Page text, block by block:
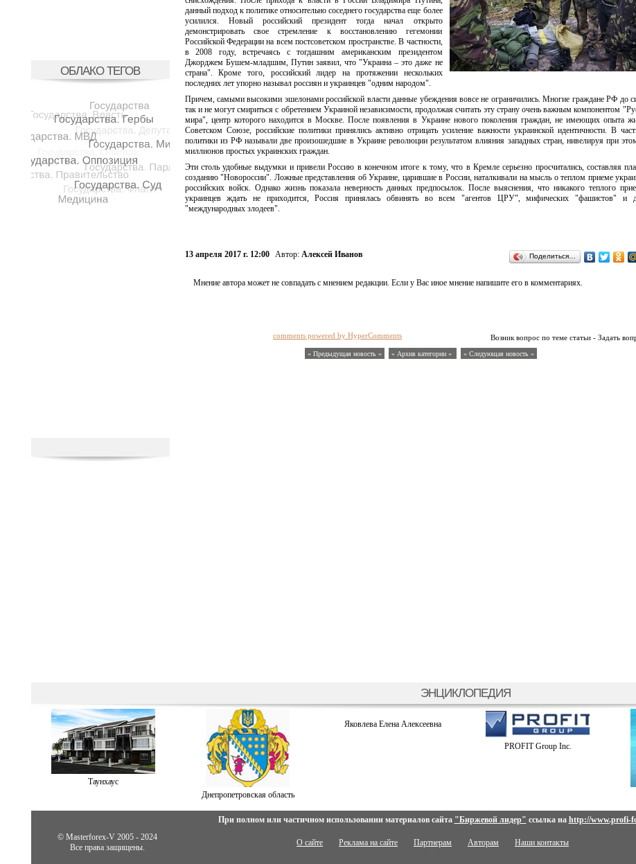
ОБЛАКО ТЕГОВ
данный подход к политике относительно соседнего государства еще более
усилился. Новый российский президент тогда начал открыто
демонстрировать свое стремление к восстановлению гегемонии
Российской Федерации на всем постсоветском пространстве. В частности,
в 2008 году, встречаясь с тогдашним американским президентом
Джорджем Бушем-младшим, Путин заявил, что "Украина – это даже не
страна". Кроме того, российский лидер на протяжении нескольких
последних лет упорно называл россиян и украинцев "одним народом".
Причем, самыми высокими эшелонами российской власти данные убеждения вовсе не ограничились. Многие граждане РФ до
так и не могут смириться с обретением Украиной независимости, продолжая считать эту страну очень важным компонентом
мира", центр которого находится в Москве. После появления в Украине нового поколения граждан, не имеющих опыта
Советском Союзе, российские политики принялись активно отрицать усиление важности украинской идентичности. В
политики из РФ называли две произошедшие в Украине революции результатом влияния западных стран, нивелируя при
миллионов простых украинских граждан.
Эти столь удобные выдумки и привели Россию в конечном итоге к тому, что в Кремле серьезно просчитались, составляя
созданию "Новороссии". Ложные представления об Украине, царившие в России, наталкивали на мысль о теплом приеме
российских войск. Однако жизнь показала неверность данных предпосылок. После выяснения, что никакого теплого
украинцев ждать не приходится, Россия принялась обвинять во всем "агентов ЦРУ", мифических "фашистов" и
"международных злодеев".
13 апреля 2017 г. 12:00 Автор: Алексей Иванов Поделиться…
Мнение автора может не совпадать с мнением редакции. Если у Вас иное мнение напишите его в комментариях.
Возник вопрос по теме статьи - Задать
comments powered by HyperComments
« Предыдущая новость « » Архив категории « » Следующая новость »
ЭНЦИКЛОПЕДИЯ
Таунхаус
Днепропетровская область
Яковлева Елена Алексеевна
PROFIT Group Inc.
При полном или частичном использовании материалов сайта "Биржевой лидер" ссылка на http://www.profi-
© Masterforex-V 2005 - 2024
Все права защищены.
О сайте Реклама на сайте Партнерам Авторам Наши контакты